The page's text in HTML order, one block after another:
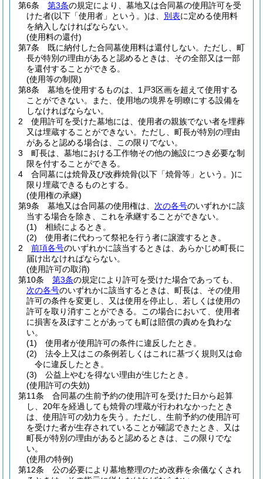
第6条
第3条の規定により、墓地又は合同墓の使用許可を受
けた者(以下「使用者」という。)は、 別表に定める使用料
を納入しなければならない。
(使用料の還付)
第7条
既に納付した合同墓使用料は還付しない。 ただし、町
長が特別の理由があると認めるときは、その全部又は一部
を還付することができる。
(使用等の制限)
第8条
墓地を使用するものは、1戸3区画を超えて使用する
ことができない。
また、使用地の境界を明瞭にする設備を
しなければならない。
2
使用許可を受けた墓地には、使用者の親族でない者を埋葬
又は埋蔵することができない。 ただし、町長が特別の理由
があると認める場合は、この限りでない。
3
町長は、墓地における工作物その他の施設につき必要な制
限を付することができる。
4
合同墓には焼骨及び改葬焼骨(以下「焼骨等」という。)に
限り埋蔵できるものとする。
(使用権の承継)
第9条
墓地又は合同墓の使用権は、 次の各号のいずれかに該
当する場合を除き、これを承継することができない。
(1)
相続によるとき。
(2)
使用者に代わって祭祀を行う者に譲渡するとき。
2
前項各号のいずれかに該当するときは、あらかじめ町長に
届け出なければならない。
(使用許可の取消)
第10条
第3条の規定により許可を受けた場合であっても、
次の各号のいずれかに該当するときは、町長は、その使用
許可の条件を変更し、又は使用を停止し、若しくは使用の
許可を取り消すことができる。
この場合において、使用者
に損害を及ぼすことがあっても町は賠償の責めを負わな
い。
(1)
使用者が使用許可の条件に違反したとき。
(2)
法令上又はこの条例若しくはこれに基づく規則又は命
令に違反したとき。
(3)
公益上やむを得ない理由が生じたとき。
(使用許可の失効)
第11条
合同墓の生前予約の使用許可を受けた日から起算
し、20年を経過しても焼骨の埋蔵が行われなかったとき
は、使用許可の効力を失う。 ただし、生前予約の使用許可
を受けた者が生存されていることが確認できたとき、又は
町長が特別の理由があると認めるときは、この限りでな
い。
(使用の特例)
第12条
公の必要により墓地整理のため改葬を余儀なくされ